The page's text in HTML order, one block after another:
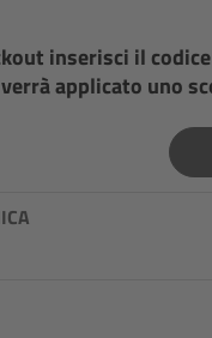
inserisci il
applicato uno